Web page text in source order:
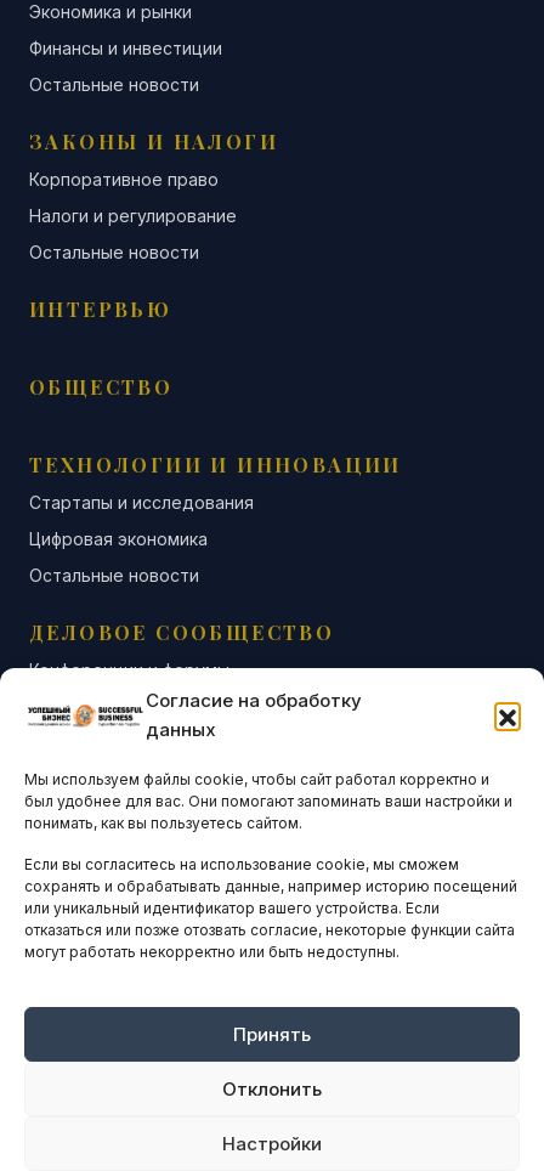
Согласие на обработку
данных
Мы используем файлы cookie, чтобы сайт работал корректно и
был удобнее для вас. Они помогают запоминать ваши настройки и
понимать, как вы пользуетесь сайтом.
Если вы согласитесь на использование cookie, мы сможем
сохранять и обрабатывать данные, например историю посещений
или уникальный идентификатор вашего устройства. Если
отказаться или позже отозвать согласие, некоторые функции сайта
могут работать некорректно или быть недоступны.
Принять
Отклонить
Настройки
Экономика и рынки
Финансы и инвестиции
Остальные новости
ЗАКОНЫ И НАЛОГИ
Корпоративное право
Налоги и регулирование
Остальные новости
ИНТЕРВЬЮ
ОБЩЕСТВО
ТЕХНОЛОГИИ И ИННОВАЦИИ
Стартапы и исследования
Цифровая экономика
Остальные новости
ДЕЛОВОЕ СООБЩЕСТВО
Конференции и форумы
Бизнес-клубы и ассоциации
Остальные новости
АНАЛИТИКА И СТАТИСТИКА
ARTICLES IN ENGLISH
НАВИГАЦИЯ
Оплата онлайн